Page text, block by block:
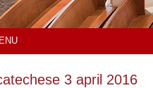
3 april 2016